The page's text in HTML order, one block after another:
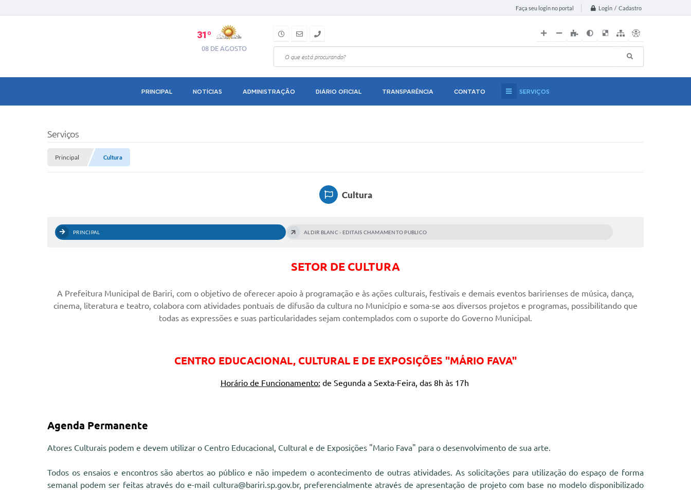
Faça seu login no portal Login / Cadastro
31º
08 DE AGOSTO
PRINCIPAL NOTÍCIAS ADMINISTRAÇÃO DIÁRIO OFICIAL TRANSPARÊNCIA CONTATO SERVIÇOS
Serviços
Principal Cultura
Cultura
PRINCIPAL ALDIR BLANC - EDITAIS CHAMAMENTO PUBLICO
SETOR DE CULTURA
A Prefeitura Municipal de Bariri, com o objetivo de oferecer apoio à programação e às ações culturais, festivais e demais eventos baririenses de música, dança,
cinema, literatura e teatro, colabora com atividades pontuais de difusão da cultura no Município e soma-se aos diversos projetos e programas, possibilitando que
todas as expressões e suas particularidades sejam contemplados com o suporte do Governo Municipal.
CENTRO EDUCACIONAL, CULTURAL E DE EXPOSIÇÕES "MÁRIO FAVA"
Horário de Funcionamento: de Segunda a Sexta-Feira, das 8h às 17h
Agenda Permanente
Atores Culturais podem e devem utilizar o Centro Educacional, Cultural e de Exposições "Mario Fava" para o desenvolvimento de sua arte.
Todos os ensaios e encontros são abertos ao público e não impedem o acontecimento de outras atividades. As solicitações para utilização do espaço de forma
semanal podem ser feitas através do e-mail cultura@bariri.sp.gov.br, preferencialmente através de apresentação de projeto com base no modelo disponibilizado